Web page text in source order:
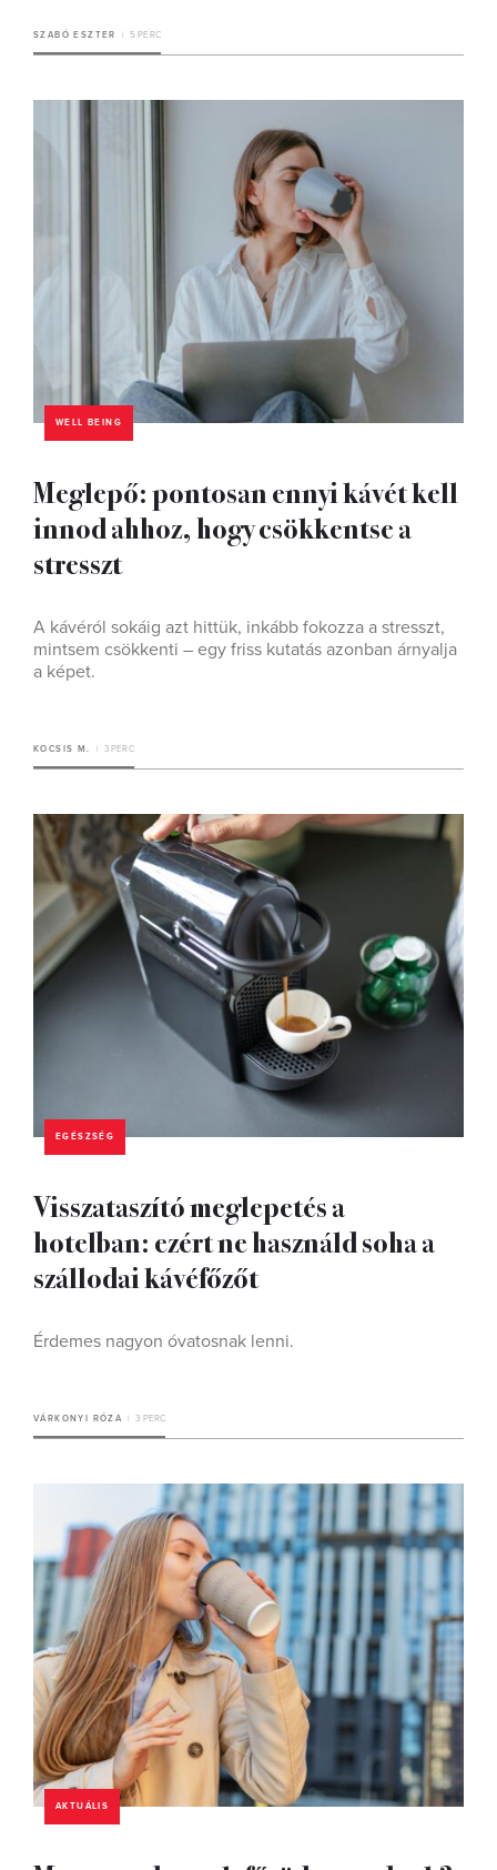
SZABÓ ESZTER 5 PERC
WELL BEING
Meglepő: pontosan ennyi kávét kell
innod ahhoz, hogy csökkentse a
stresszt
A kávéról sokáig azt hittük, inkább fokozza a stresszt,
mintsem csökkenti – egy friss kutatás azonban árnyalja
a képet.
KOCSIS M. 3 PERC
EGÉSZSÉG
Visszataszító meglepetés a
hotelban: ezért ne használd soha a
szállodai kávéfőzőt
Érdemes nagyon óvatosnak lenni.
VÁRKONYI RÓZA 3 PERC
AKTUÁLIS